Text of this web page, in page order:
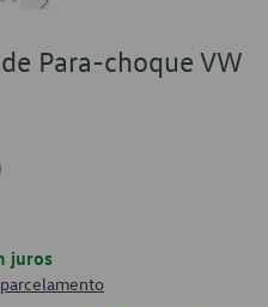
Para-choque VW
juros